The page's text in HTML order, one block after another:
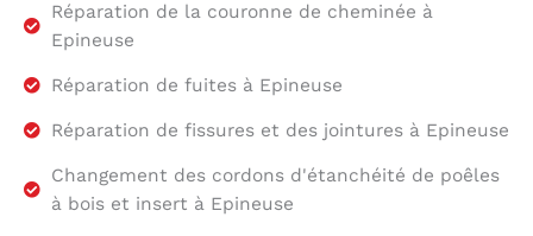
Réparation de la couronne de cheminée à
Epineuse
Réparation de fuites à Epineuse
Réparation de fissures et des jointures à Epineuse
Changement des cordons d'étanchéité de poêles
à bois et insert à Epineuse